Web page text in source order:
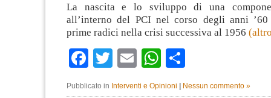
La nascita e lo sviluppo di una
all’interno del PCI nel corso degli anni
prime radici nella crisi successiva al 1956
Facebook
TwitterEmailWhatsApp
Pubblicato in Interventi e Opinioni Nessun commento »